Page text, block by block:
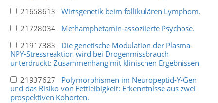
21658613 Wirtsgenetik beim follikulären Lymphom.
21728034 Methamphetamin-assoziierte Psychose.
21917383 Die genetische Modulation der Plasma-
NPY-Stressreaktion wird bei Drogenmissbrauch
unterdrückt: Zusammenhang mit klinischen Ergebnissen.
21937627 Polymorphismen im Neuropeptid-Y-Gen
und das Risiko von Fettleibigkeit: Erkenntnisse aus zwei
prospektiven Kohorten.